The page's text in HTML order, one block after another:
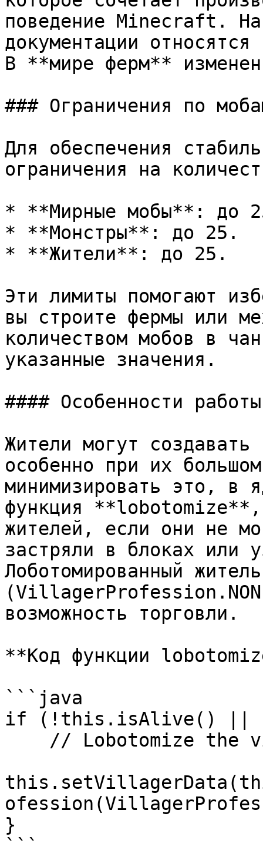
поведение Minecraft.
документации
В **мире ферм**
### Ограничения по
Для обеспечения
ограничения на
* **Мирные мобы**: до
* **Монстры**: до 25.
* **Жители**: до 25.
Эти лимиты помогают
вы строите фермы или
количеством мобов в
указанные значения.
#### Особенности
Жители могут
особенно при их
минимизировать это, в
функция **lobotomize**,
жителей, если они не
застряли в блоках или
Лоботомированный
возможность торговли.
**Код функции
```java
if (!this.isAlive() ||
}
```